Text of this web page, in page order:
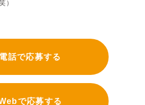
）
電話で応募する
で応募する